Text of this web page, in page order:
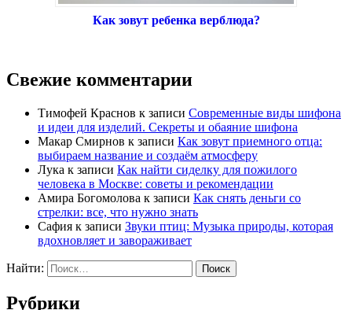
Как зовут ребенка верблюда?
Свежие комментарии
Тимофей Краснов к записи Современные виды шифона
и идеи для изделий. Секреты и обаяние шифона
Макар Смирнов к записи Как зовут приемного отца:
выбираем название и создаём атмосферу
Лука к записи Как найти сиделку для пожилого
человека в Москве: советы и рекомендации
Амира Богомолова к записи Как снять деньги со
стрелки: все, что нужно знать
Сафия к записи Звуки птиц: Музыка природы, которая
вдохновляет и завораживает
Найти:
Рубрики